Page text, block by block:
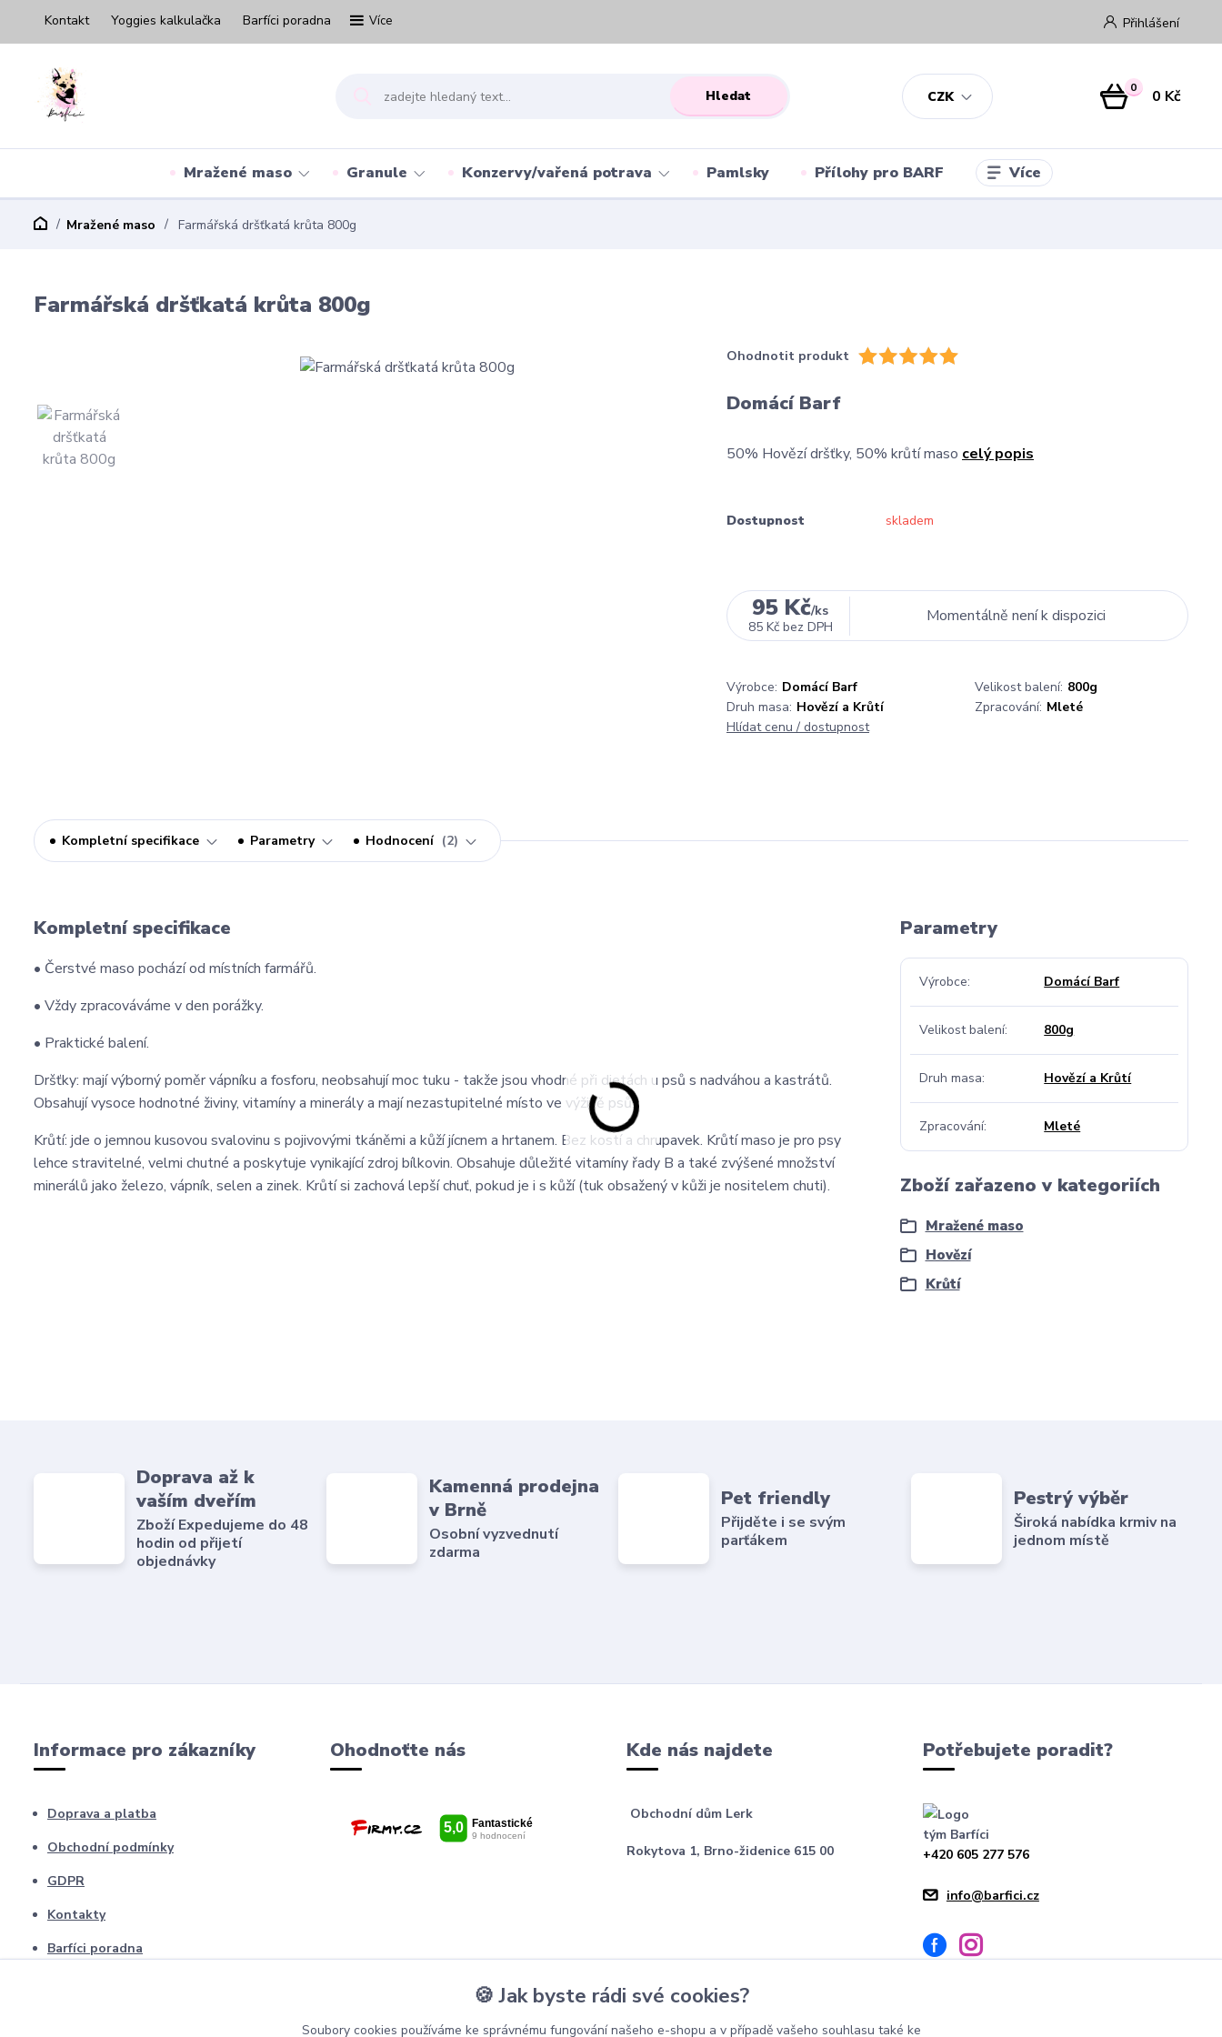
Kontakt Yoggies kalkulačka Barfíci poradna Více
CZK
Přihlášení
Hledat 0 0 Kč
Mražené maso Granule Konzervy/vařená potrava Pamlsky Přílohy pro BARF Více
Mražené maso Farmářská dršťkatá krůta 800g
Farmářská dršťkatá krůta 800g
Ohodnotit produkt
Domácí Barf
50% Hovězí dršťky, 50% krůtí maso celý popis
Dostupnost skladem
95 Kč/ks
85 Kč bez DPH
Momentálně není k dispozici
Výrobce: Domácí Barf Velikost balení: 800g
Druh masa: Hovězí a Krůtí Zpracování: Mleté
Hlídat cenu / dostupnost
Kompletní specifikace Parametry Hodnocení 2
Kompletní specifikace
• Čerstvé maso pochází od místních farmářů.
• Vždy zpracováváme v den porážky.
• Praktické balení.
Dršťky: mají výborný poměr vápníku a fosforu, neobsahují moc tuku - takže jsou vhodné při dietách u psů s nadváhou a kastrátů.
Obsahují vysoce hodnotné živiny, vitamíny a minerály a mají nezastupitelné místo ve výživě psů.
Krůtí: jde o jemnou kusovou svalovinu s pojivovými tkáněmi a kůží jícnem a hrtanem. Bez kostí a chrupavek. Krůtí maso je pro psy
lehce stravitelné, velmi chutné a poskytuje vynikající zdroj bílkovin. Obsahuje důležité vitamíny řady B a také zvýšené množství
minerálů jako železo, vápník, selen a zinek. Krůtí si zachová lepší chuť, pokud je i s kůží (tuk obsažený v kůži je nositelem chuti).
Parametry
Výrobce Domácí Barf
Velikost balení 800g
Druh masa Hovězí a Krůtí
Zpracování Mleté
Zboží zařazeno v kategoriích
Mražené maso
Hovězí
Krůtí
Doprava až k
vaším dveřím
Zboží Expedujeme do 48
hodin od přijetí
objednávky
Kamenná prodejna
v Brně
Osobní vyzvednutí
zdarma
Pet friendly
Přijděte i se svým
parťákem
Pestrý výběr
Široká nabídka krmiv na
jednom místě
Informace pro zákazníky
Doprava a platba
Obchodní podmínky
GDPR
Kontakty
Barfíci poradna
Ohodnoťte nás Kde nás najdete
Obchodní dům Lerk
Rokytova 1, Brno-židenice 615 00
Potřebujete poradit?
tým Barfíci
+420 605 277 576
info@barfici.cz
🍪 Jak byste rádi své cookies?
Soubory cookies používáme ke správnému fungování našeho e-shopu a v případě vašeho souhlasu také ke